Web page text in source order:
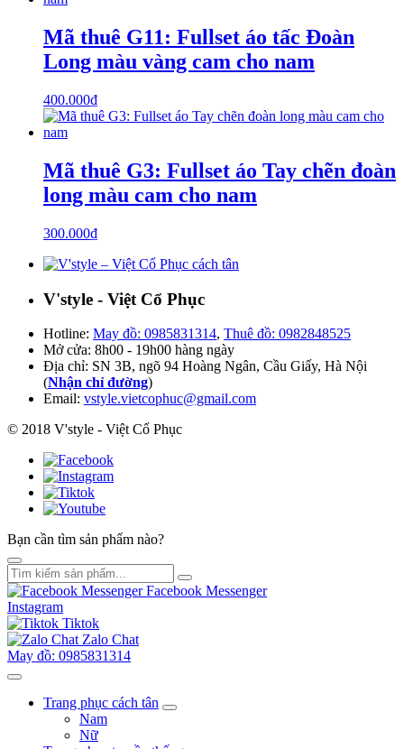
Mã thuê G11: Fullset áo tấc Đoàn
Long màu vàng cam cho nam
400.000₫
Mã thuê G3: Fullset áo Tay chẽn đoàn
long màu cam cho nam
300.000₫
V'style - Việt Cổ Phục
Hotline: May đồ: 0985831314, Thuê đồ: 0982848525
Mở cửa: 8h00 - 19h00 hàng ngày
Địa chỉ: SN 3B, ngõ 94 Hoàng Ngân, Cầu Giấy, Hà Nội
(Nhận chỉ đường)
Email: vstyle.vietcophuc@gmail.com
© 2018 V'style - Việt Cổ Phục
Bạn cần tìm sản phẩm nào?
Facebook Messenger
Instagram
Tiktok
Zalo Chat
May đồ: 0985831314
Trang phục cách tân
Nam
Nữ